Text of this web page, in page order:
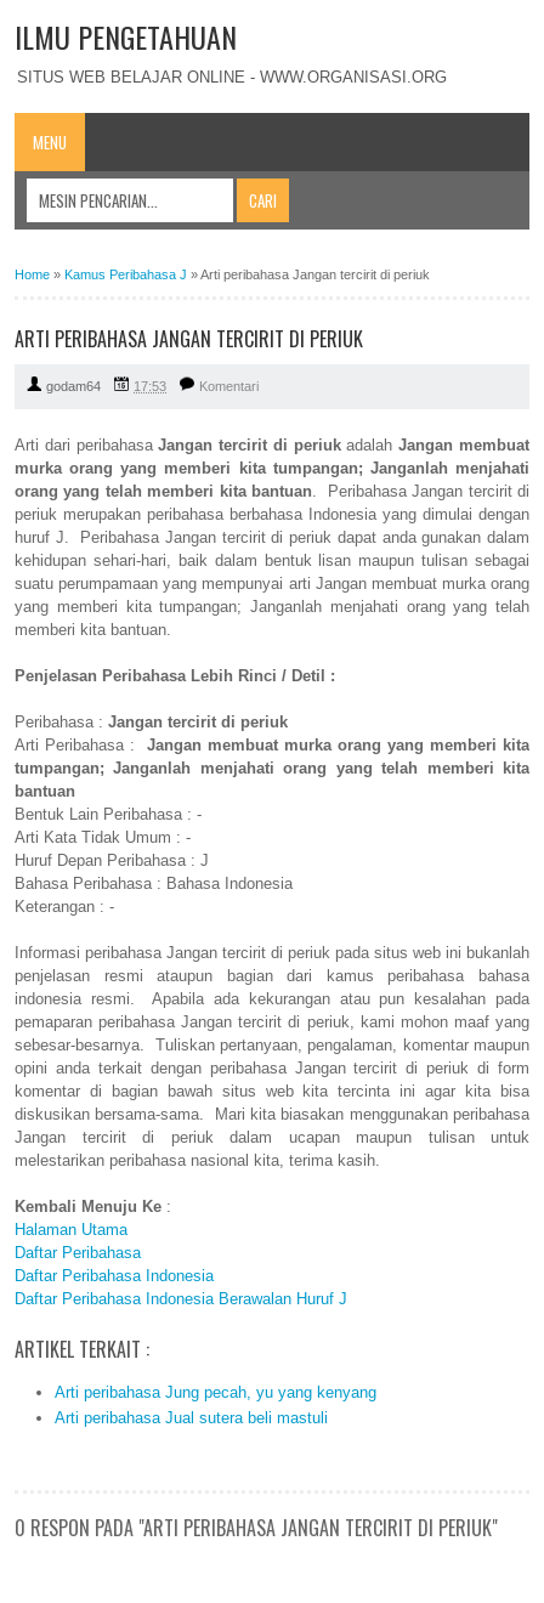
ILMU PENGETAHUAN
SITUS WEB BELAJAR ONLINE - WWW.ORGANISASI.ORG
MENU
Home » Kamus Peribahasa J »Arti peribahasa Jangan tercirit di periuk
ARTI PERIBAHASA JANGAN TERCIRIT DI PERIUK
godam64 17:53 Komentari
Arti dari peribahasaJangan tercirit di periukadalahJangan membuat
murka orang yang memberi kita tumpangan; Janganlah menjahati
orang yang telah memberi kita bantuan. Peribahasa Jangan tercirit di
periuk merupakan peribahasa berbahasa Indonesia yang dimulai dengan
huruf J. Peribahasa Jangan tercirit di periuk dapat anda gunakan dalam
kehidupan sehari-hari, baik dalam bentuk lisan maupun tulisan sebagai
suatu perumpamaan yang mempunyai arti Jangan membuat murka orang
yang memberi kita tumpangan; Janganlah menjahati orang yang telah
memberi kita bantuan.
Penjelasan Peribahasa Lebih Rinci / Detil :
Peribahasa : Jangan tercirit di periuk
Arti Peribahasa : Jangan membuat murka orang yang memberi kita
tumpangan; Janganlah menjahati orang yang telah memberi kita
bantuan
Bentuk Lain Peribahasa : -
Arti Kata Tidak Umum : -
Huruf Depan Peribahasa : J
Bahasa Peribahasa : Bahasa Indonesia
Keterangan : -
Informasi peribahasa Jangan tercirit di periuk pada situs web ini bukanlah
penjelasan resmi ataupun bagian dari kamus peribahasa bahasa
indonesia resmi. Apabila ada kekurangan atau pun kesalahan pada
pemaparan peribahasa Jangan tercirit di periuk, kami mohon maaf yang
sebesar-besarnya. Tuliskan pertanyaan, pengalaman, komentar maupun
opini anda terkait dengan peribahasa Jangan tercirit di periuk di form
komentar di bagian bawah situs web kita tercinta ini agar kita bisa
diskusikan bersama-sama. Mari kita biasakan menggunakan peribahasa
Jangan tercirit di periuk dalam ucapan maupun tulisan untuk
melestarikan peribahasa nasional kita, terima kasih.
Kembali Menuju Ke :
Halaman Utama
Daftar Peribahasa
Daftar Peribahasa Indonesia
Daftar Peribahasa Indonesia Berawalan Huruf J
ARTIKEL TERKAIT :
Arti peribahasa Jung pecah, yu yang kenyang
Arti peribahasa Jual sutera beli mastuli
0 RESPON PADA "ARTI PERIBAHASA JANGAN TERCIRIT DI PERIUK"